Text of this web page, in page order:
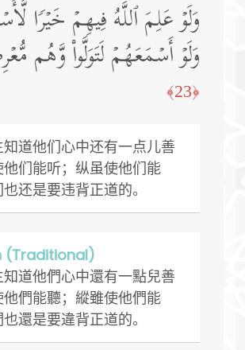
وَلَوۡ عَلِمَ ٱللَّهُ فِیهِمۡ خَیۡرࣰا
وَلَوۡ أَسۡمَعَهُمۡ لَتَوَلَّوا۟ وَّهُم
﴿23﴾
道他们心中还有一点儿善
们能听；纵虽使他们能
还是要违背正道的。
(Traditional)
道他們心中還有一點兒善
們能聽；縱雖使他們能
還是要違背正道的。